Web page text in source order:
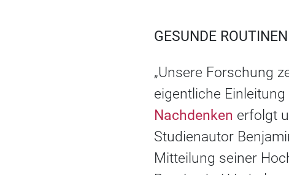
GESUNDE
„Unsere Forschung
eigentliche
Nachdenken erfolgt
Studienautor
Mitteilung seiner